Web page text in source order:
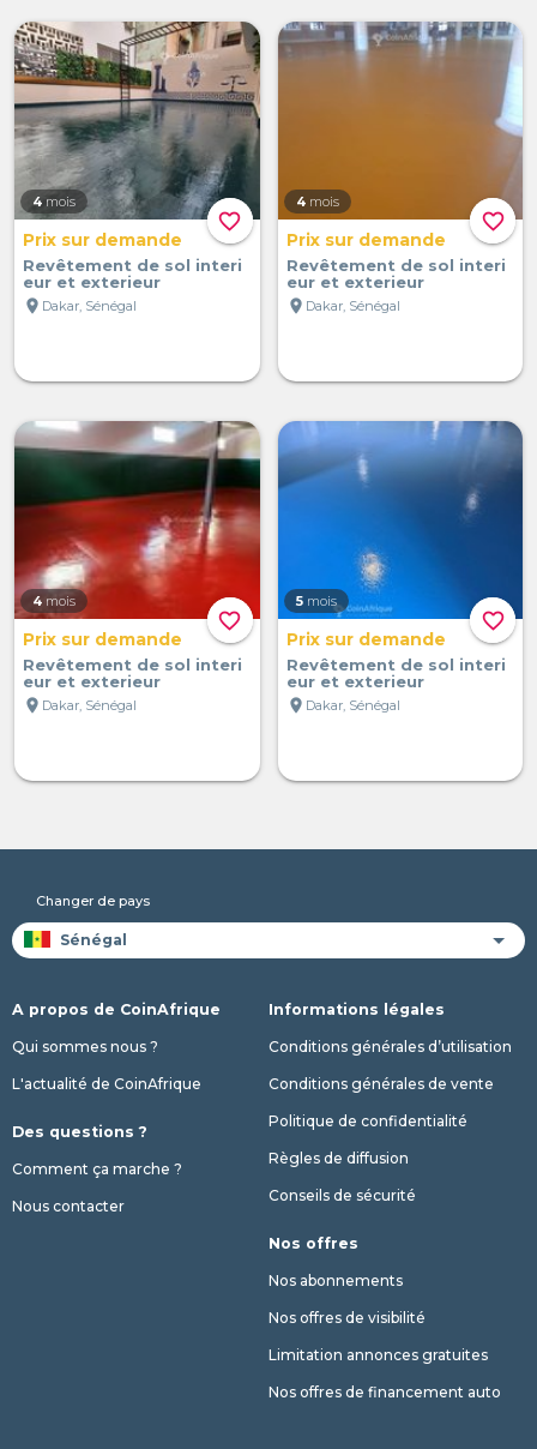
favorite_border
4 mois
Prix sur demande
Revêtement de sol interi
eur et exterieur
location_on Dakar, Sénégal
favorite_border
4 mois
Prix sur demande
Revêtement de sol interi
eur et exterieur
location_on Dakar, Sénégal
favorite_border
4 mois
Prix sur demande
Revêtement de sol interi
eur et exterieur
location_on Dakar, Sénégal
favorite_border
5 mois
Prix sur demande
Revêtement de sol interi
eur et exterieur
location_on Dakar, Sénégal
Changer de pays
A propos de CoinAfrique
Qui sommes nous ?
L'actualité de CoinAfrique
Des questions ?
Comment ça marche ?
Nous contacter
Informations légales
Conditions générales d’utilisation
Conditions générales de vente
Politique de confidentialité
Règles de diffusion
Conseils de sécurité
Nos offres
Nos abonnements
Nos offres de visibilité
Limitation annonces gratuites
Nos offres de financement auto